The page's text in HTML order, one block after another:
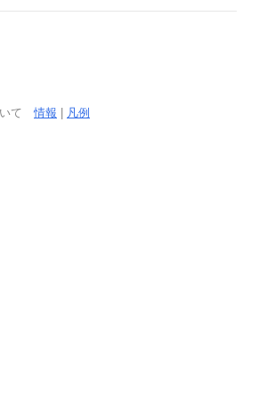
いて情報 | 凡例